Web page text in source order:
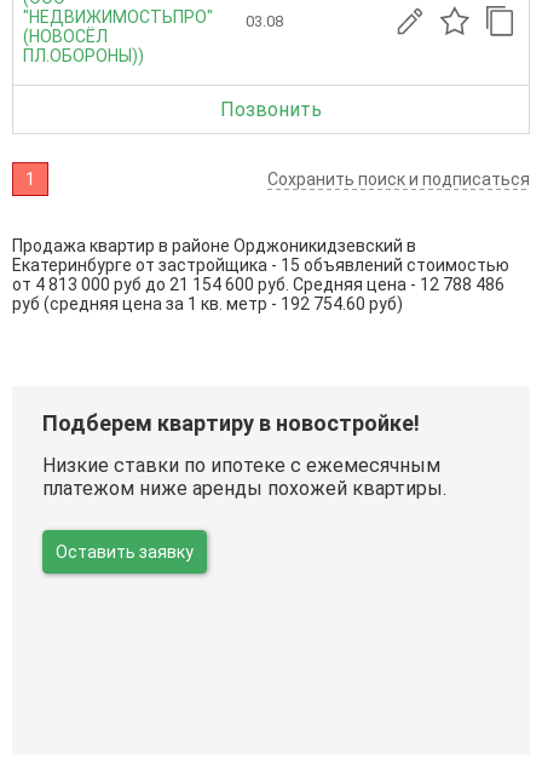
"НЕДВИЖИМОСТЬПРО"
(НОВОСЁЛ
ПЛ.ОБОРОНЫ))
03.08
Позвонить
1 Сохранить поиск и подписаться
Продажа квартир в районе Орджоникидзевский в
Екатеринбурге от застройщика - 15 объявлений стоимостью
от 4 813 000 руб до 21 154 600 руб. Средняя цена - 12 788 486
руб (средняя цена за 1 кв. метр - 192 754.60 руб)
Подберем квартиру в новостройке!
Низкие ставки по ипотеке с ежемесячным
платежом ниже аренды похожей квартиры.
Оставить заявку